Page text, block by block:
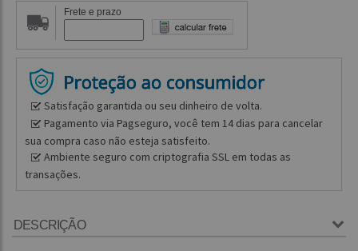
Frete e prazo
Satisfação garantida ou seu dinheiro de volta.
Pagamento via Pagseguro, você tem 14 dias para cancelar
sua compra caso não esteja satisfeito.
Ambiente seguro com criptografia SSL em todas as
transações.
DESCRIÇÃO